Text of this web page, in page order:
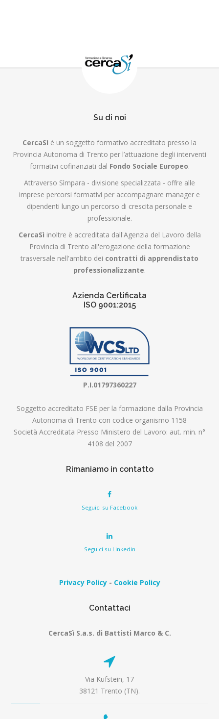
Su di noi
CercaSì è un soggetto formativo accreditato presso la
Provincia Autonoma di Trento per l’attuazione degli interventi
formativi cofinanziati dal Fondo Sociale Europeo.
Attraverso Sìmpara - divisione specializzata - offre alle
imprese percorsi formativi per accompagnare manager e
dipendenti lungo un percorso di crescita personale e
professionale.
CercaSì inoltre è accreditata dall'Agenzia del Lavoro della
Provincia di Trento all'erogazione della formazione
trasversale nell'ambito dei contratti di apprendistato
professionalizzante.
Azienda Certificata
ISO 9001:2015
P.I.01797360227
Soggetto accreditato FSE per la formazione dalla Provincia
Autonoma di Trento con codice organismo 1158
Società Accreditata Presso Ministero del Lavoro: aut. min. n°
4108 del 2007
Rimaniamo in contatto
Seguici su Facebook
Seguici su Linkedin
Privacy Policy- Cookie Policy
Contattaci
CercaSì S.a.s. di Battisti Marco & C.
Via Kufstein, 17
38121 Trento (TN).